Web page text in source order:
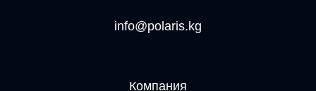
info@polaris.kg
Компания